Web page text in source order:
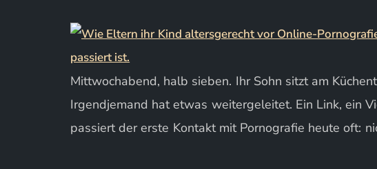
Mittwochabend, halb sieben. Ihr Sohn sitzt am
Irgendjemand hat etwas weitergeleitet. Ein Link, ein
passiert der erste Kontakt mit Pornografie heute oft: